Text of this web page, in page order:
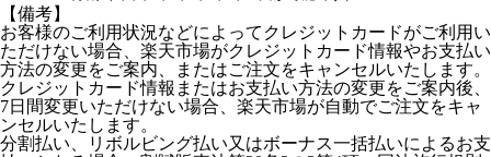
【備考】
お客様のご利用状況などによってクレジットカードがご利用い
ただけない場合、楽天市場がクレジットカード情報やお支払い
方法の変更をご案内、またはご注文をキャンセルいたします。
クレジットカード情報またはお支払い方法の変更をご案内後、
7日間変更いただけない場合、楽天市場が自動でご注文をキャ
ンセルいたします。
分割払い、リボルビング払い又はボーナス一括払いによるお支